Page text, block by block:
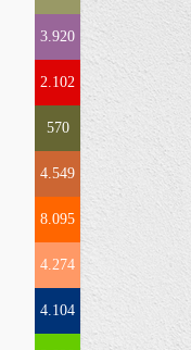
3.920
2.102
570
4.549
8.095
4.274
4.104